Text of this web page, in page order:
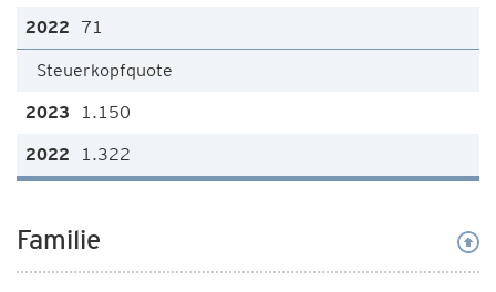
71
Steuerkopfquote
1.150
1.322
Familie